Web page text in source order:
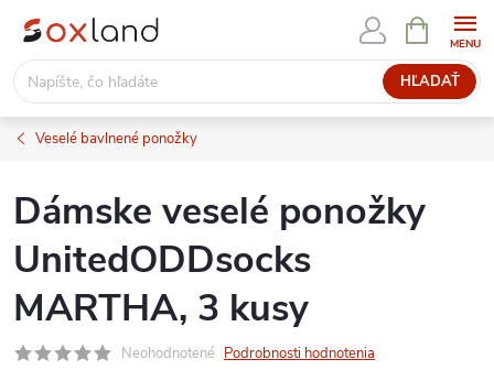
Prejsť
obsah
HĽADAŤ
KOŠÍK
Veselé bavlnené ponožky
Dámske veselé ponožky
UnitedODDsocks
MARTHA, 3 kusy
Neohodnotené Podrobnosti hodnotenia